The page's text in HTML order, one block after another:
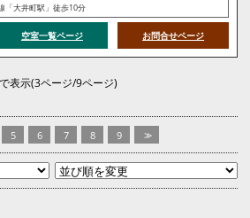
「大井町駅」徒歩10分
空室一覧ページ お問合せページ
表示(3ページ/9ページ)
5 6 7 8 9 >>